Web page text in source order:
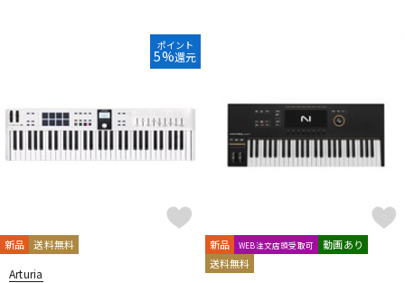
ポイント
5%還元
新品 送料無料
Arturia
新品 WEB注文店頭受取可
動画あり
送料無料